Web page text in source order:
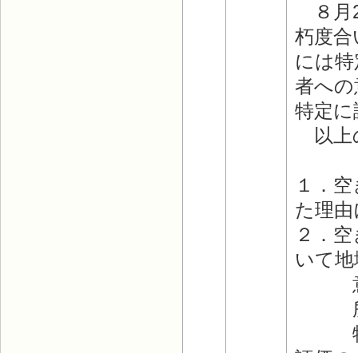
８月
朽度
には
者へ
特定
以上
１．
た理
２．
いて
意識
所有
特定